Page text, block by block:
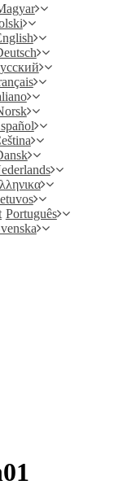
Português